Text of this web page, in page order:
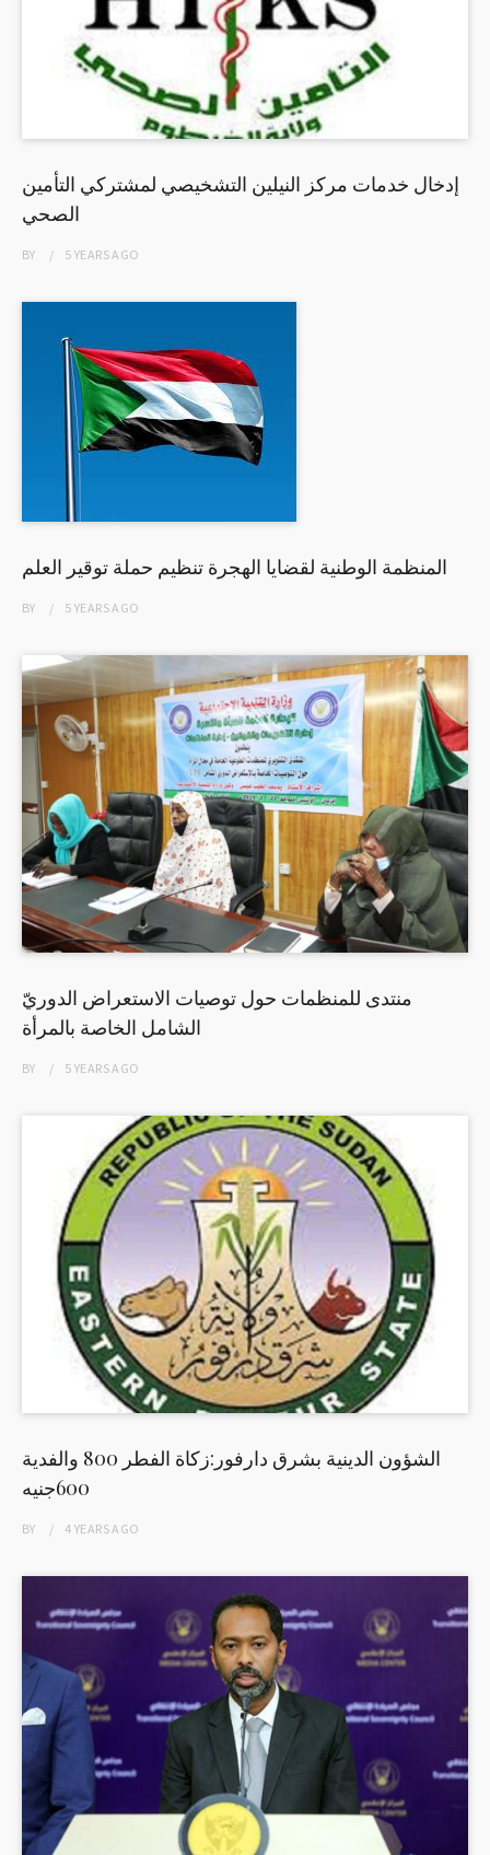
إدخال خدمات مركز النيلين التشخيصي لمشتركي التأمين
الصحي
BY 5 YEARSAGO
المنظمة الوطنية لقضايا الهجرة تنظيم حملة توقير العلم
BY 5 YEARSAGO
منتدى للمنظمات حول توصيات الاستعراض الدوريّ
الشامل الخاصة بالمرأة
BY 5 YEARSAGO
الشؤون الدينية بشرق دارفور:زكاة الفطر 800 والفدية
600جنيه
BY 4 YEARSAGO